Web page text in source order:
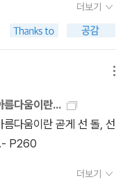
을 정복한다는 것은 그것
우주와 우리 자신을 이
. 화학자로서 대의명분
할 태도가 있다. 깨어
에 가치를 별로두지 않
이 아닌 꿈gaol으로 걸
까.쉽지 않겠지만 사소한
이란 거창한 이름보다
족이고 단지 그 표정만
더보기
름다움이란...
다움이란 곧게 선 돌, 선
.- P260
더보기